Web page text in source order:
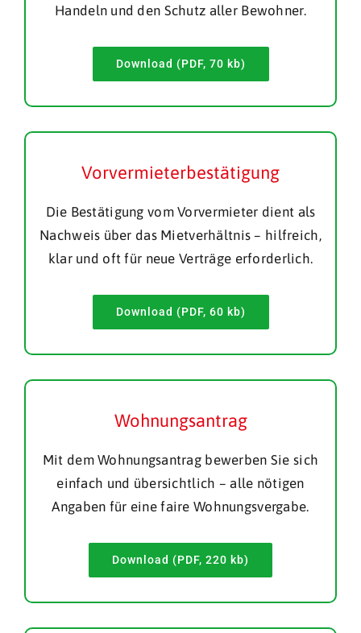
Handeln und den Schutz aller Bewohner.
Download (PDF, 70 kb)
Vorvermieterbestätigung
Die Bestätigung vom Vorvermieter dient als
Nachweis über das Mietverhältnis – hilfreich,
klar und oft für neue Verträge erforderlich.
Download (PDF, 60 kb)
Wohnungsantrag
Mit dem Wohnungsantrag bewerben Sie sich
einfach und übersichtlich – alle nötigen
Angaben für eine faire Wohnungsvergabe.
Download (PDF, 220 kb)